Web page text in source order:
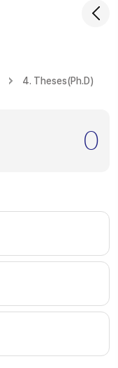
4. Theses(Ph.D)
0